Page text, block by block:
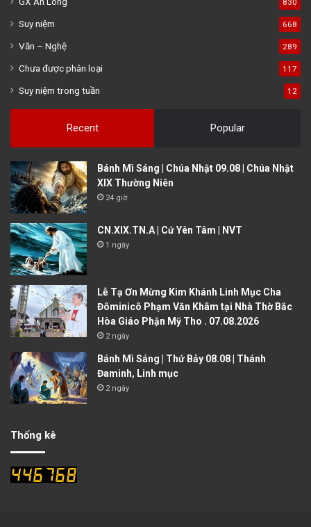
Suy niệm 668
Văn – Nghệ 289
Chưa được phân loại 117
Suy niệm trong tuần 12
Recent Popular
Bánh Mì Sáng | Chúa Nhật 09.08 | Chúa Nhật
XIX Thường Niên
24 giờ
CN.XIX.TN.A | Cứ Yên Tâm | NVT
1 ngày
Lễ Tạ Ơn Mừng Kim Khánh Linh Mục Cha
Đôminicô Phạm Văn Khâm tại Nhà Thờ Bắc
Hòa Giáo Phận Mỹ Tho . 07.08.2026
2 ngày
Bánh Mì Sáng | Thứ Bảy 08.08 | Thánh
Đaminh, Linh mục
2 ngày
Thống kê